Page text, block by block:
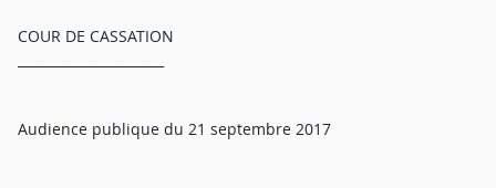
COUR DE CASSATION
Audience publique du 21 septembre 2017